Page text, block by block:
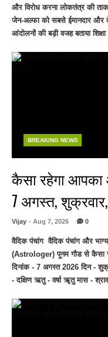
और विरोध करना लोकतंत्र की
जेन-अल्फा को सबसे ईमानदार और
आंदोलनों की बड़ी वजह बताया
BREAKING NEWS
कैसा रहेगा आपका
7 अगस्त,
Vijay - Aug 7, 2026 0
वैदिक पंचांग वैदिक पंचांग और
(Astrologer) पूनम गौड से
दिनांक - 7 अगस्त 2026 दिन -
- दक्षिण ऋतु - वर्षा ॠतु मास -